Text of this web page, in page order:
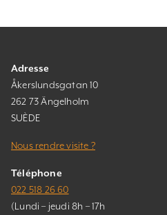
Adresse
Åkerslundsgatan 10
262 73 Ängelholm
SUÈDE
Nous rendre visite ?
Téléphone
022 518 26 60
(Lundi – jeudi 8h – 17h